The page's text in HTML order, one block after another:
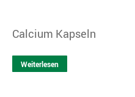
Calcium Kapseln
Weiterlesen